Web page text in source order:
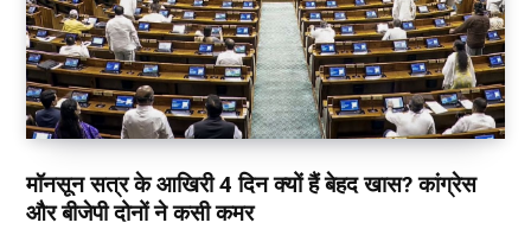
मॉनसून सत्र के आखिरी 4 दिन क्यों हैं बेहद खास? कांग्रेस
और बीजेपी दोनों ने कसी कमर